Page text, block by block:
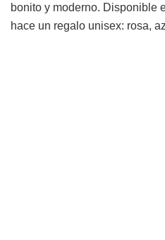
bonito y moderno. Disponible
hace un regalo unisex: rosa,